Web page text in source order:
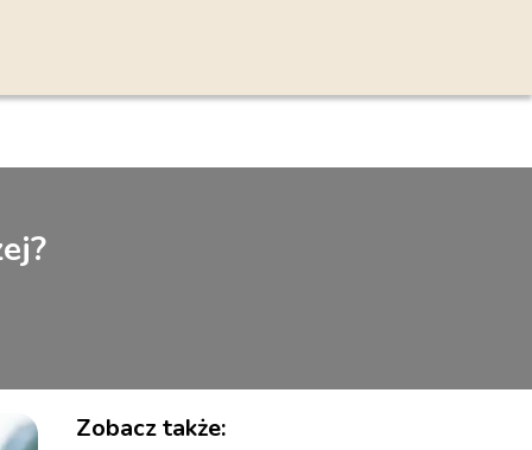
Zobacz także: